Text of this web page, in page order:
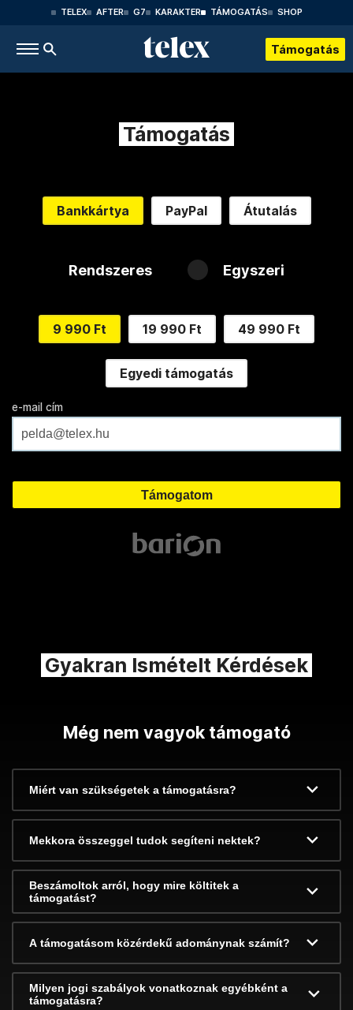
TELEX AFTER G7 KARAKTER TÁMOGATÁS SHOP
Támogatás
Támogatás
Bankkártya PayPal Átutalás
Rendszeres Egyszeri
9 990 Ft 19 990 Ft 49 990 Ft
Egyedi támogatás
e-mail cím
Gyakran Ismételt Kérdések
Még nem vagyok támogató
Miért van szükségetek a támogatásra?
Mekkora összeggel tudok segíteni nektek?
Beszámoltok arról, hogy mire költitek a
támogatást?
A támogatásom közérdekű adománynak számít?
Milyen jogi szabályok vonatkoznak egyébként a
támogatásra?